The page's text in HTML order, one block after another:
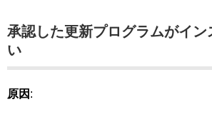
承認した更新プログラムがイン
い
原因 :